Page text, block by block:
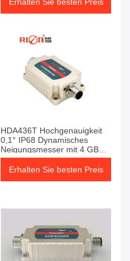
Erhalten Sie besten Preis
HDA436T Hochgenauigkeit
0,1° IP68 Dynamisches
Neigungsmesser mit 4 GB
Datenspeicher für
Einstellungsmessungen
Erhalten Sie besten Preis